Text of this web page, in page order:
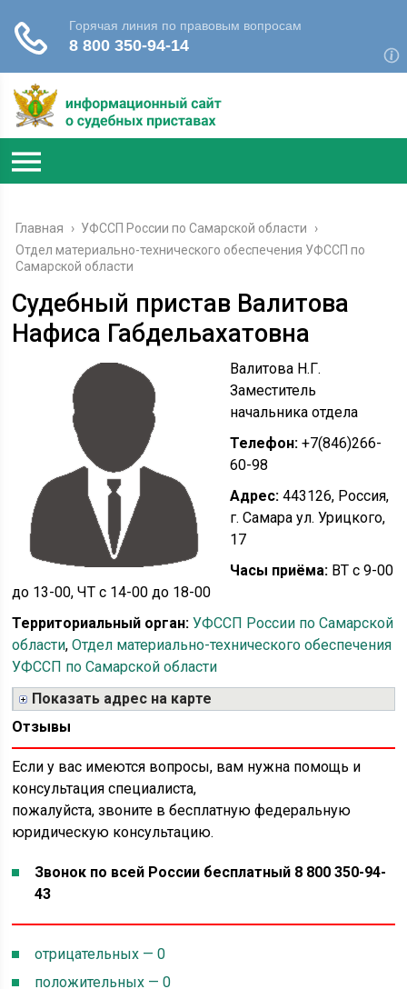
Главная › УФССП России по Самарской области
›
Отдел материально-технического обеспечения УФССП по
Самарской области
Судебный пристав Валитова
Нафиса Габдельахатовна
Валитова Н.Г.
Заместитель
начальника отдела
Телефон: +7(846)266-
60-98
Адрес: 443126, Россия,
г. Самара ул. Урицкого,
17
Часы приёма: ВТ с 9-00
до 13-00, ЧТ с 14-00 до 18-00
Территориальный орган: УФССП России по Самарской
области,Отдел материально-технического обеспечения
УФССП по Самарской области
Показать адрес на карте
Отзывы
Если у вас имеются вопросы, вам нужна помощь и
консультация специалиста,
пожалуйста, звоните в бесплатную федеральную
юридическую консультацию.
Звонок по всей России бесплатный 8 800 350-94-
43
отрицательных — 0
положительных — 0